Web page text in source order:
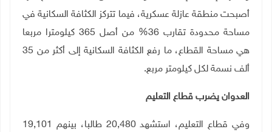
أصبحت منطقة عازلة عسكرية، فيما تتركز الكثافة السكانية في
مساحة محدودة تقارب 36% من أصل 365 كيلومترا مربعا
هي مساحة القطاع، ما رفع الكثافة السكانية إلى أكثر من 35
ألف نسمة لكل كيلومتر مربع.
العدوان يضرب قطاع التعليم
وفي قطاع التعليم، استشهد 20,480 طالبا، بينهم 19,101